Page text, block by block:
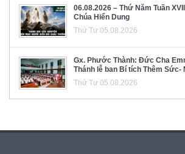
06.08.2026 – Thứ Năm Tuần
Chúa Hiển Dung
Thứ Tư 05.08.2026
Gx. Phước Thành: Đức Cha
Thánh lễ ban Bí tích Thêm Sức-
Thứ Tư 05.08.2026